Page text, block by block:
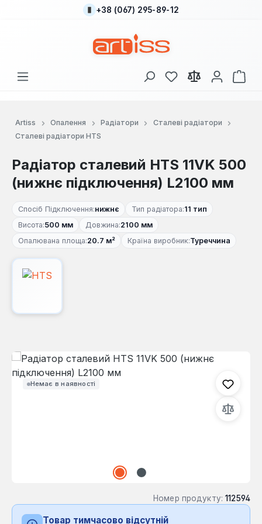
Перейти до основного вмісту
+38 (067) 295-89-12
У вас є 0 у списку
Artiss Опалення Радіатори
Сталеві радіатори
Сталеві радіатори HTS
Радіатор сталевий HTS 11VK 500
(нижнє підключення) L2100 мм
Спосіб Підключення:нижнє Тип радіатора:11 тип
Висота:500 мм Довжина:2100 мм
Опалювана площа:20.7 м² Країна виробник:Туреччина
Немає в наявності
Пропустити галерею зображень
Номер продукту: 112594
Товар тимчасово відсутній